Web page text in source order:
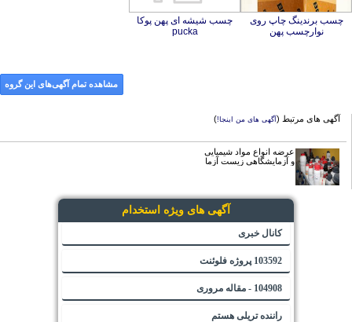
چسب برندینگ چاپ روی
نوارچسب پهن
چسب شیشه ای پهن پوکا
pucka
مشاهده تمام آگهی‌های این گروه
آگهی های مرتبط (آگهی های من اینجا!)
عرضه انواع مواد شیمیایی
و آزمایشگاهی زیست آزما
آگهی های ویژه استخدام
کانال خبری
103592 پروژه فلوئنت
104908 - مقاله مروری
راننده تریلی هستم